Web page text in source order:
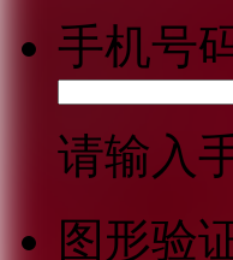
手机号
请输入
图形验